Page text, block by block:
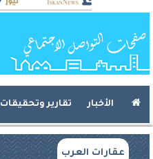
الأخبار تقارير وتحقيقات
عقارات العرب